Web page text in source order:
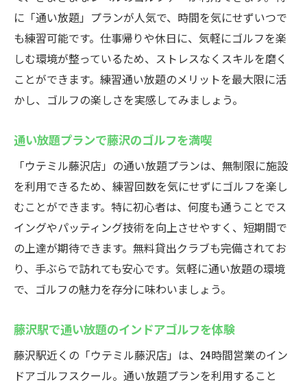
に「通い放題」プランが人気で、時間を気にせずいつで
も練習可能です。仕事帰りや休日に、気軽にゴルフを楽
しむ環境が整っているため、ストレスなくスキルを磨く
ことができます。練習通い放題のメリットを最大限に活
かし、ゴルフの楽しさを実感してみましょう。
通い放題プランで藤沢のゴルフを満喫
「ウテミル藤沢店」の通い放題プランは、無制限に施設
を利用できるため、練習回数を気にせずにゴルフを楽し
むことができます。特に初心者は、何度も通うことでス
イングやパッティング技術を向上させやすく、短期間で
の上達が期待できます。無料貸出クラブも完備されてお
り、手ぶらで訪れても安心です。気軽に通い放題の環境
で、ゴルフの魅力を存分に味わいましょう。
藤沢駅で通い放題のインドアゴルフを体験
藤沢駅近くの「ウテミル藤沢店」は、24時間営業のイン
ドアゴルフスクール。通い放題プランを利用すること